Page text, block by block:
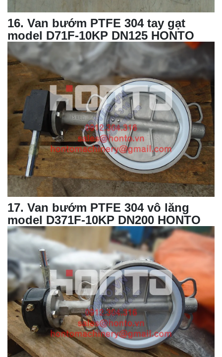
16. Van bướm PTFE 304 tay gạt
model D71F-10KP DN125 HONTO
17. Van bướm PTFE 304 vô lăng
model D371F-10KP DN200 HONTO